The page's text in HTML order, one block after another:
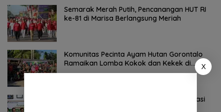
Semarak Merah Putih, Pencanangan HUT RI
ke-81 di Marisa Berlangsung Meriah
Komunitas Pecinta Ayam Hutan Gorontalo
Ramaikan Lomba Kokok dan Kekek di
Taluditi
Beri Kepastian Hukum, BJA Group Fasilitasi
X